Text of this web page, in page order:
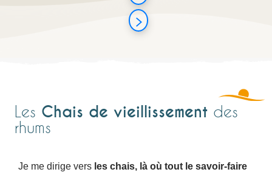
Les Chais de vieillissement des
rhums
Je me dirige vers les chais, là où tout le savoir-faire